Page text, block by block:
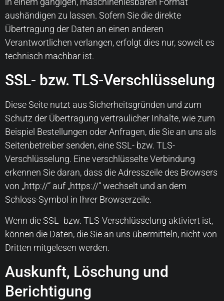
aushändigen zu lassen. Sofern Sie die direkte
Übertragung der Daten an einen anderen
Verantwortlichen verlangen, erfolgt dies nur, soweit es
technisch machbar ist.
SSL- bzw. TLS-Verschlüsselung
Diese Seite nutzt aus Sicherheitsgründen und zum
Schutz der Übertragung vertraulicher Inhalte, wie zum
Beispiel Bestellungen oder Anfragen, die Sie an uns als
Seitenbetreiber senden, eine SSL- bzw. TLS-
Verschlüsselung. Eine verschlüsselte Verbindung
erkennen Sie daran, dass die Adresszeile des Browsers
von „http://“ auf „https://“ wechselt und an dem
Schloss-Symbol in Ihrer Browserzeile.
Wenn die SSL- bzw. TLS-Verschlüsselung aktiviert ist,
können die Daten, die Sie an uns übermitteln, nicht von
Dritten mitgelesen werden.
Auskunft, Löschung und
Berichtigung